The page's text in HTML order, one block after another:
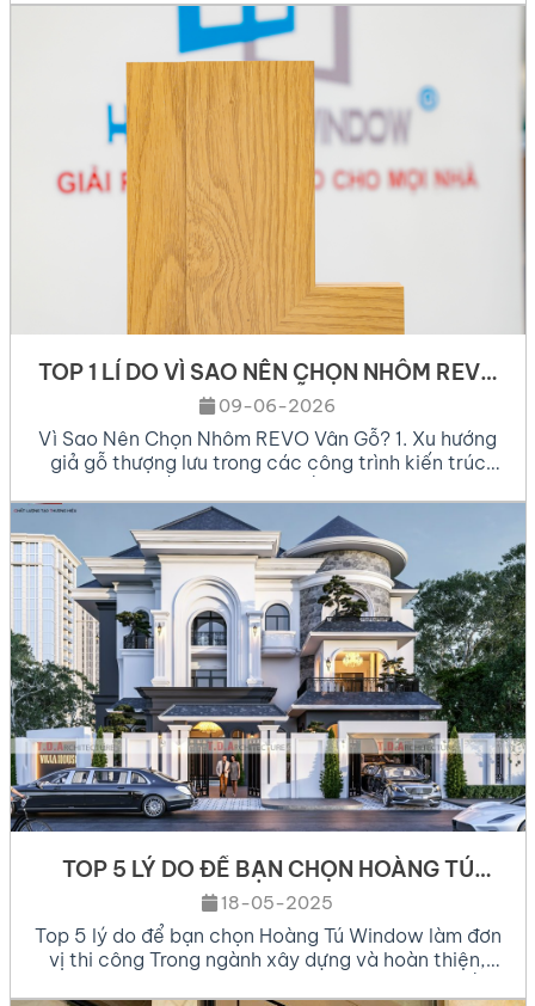
VIETBUILD 2026 vừa qua đã đánh dấu một cột
mốc bùng nổ vượt bậc của ngành xây dựng và kiến
trúc nội ngoại thất tại Việt Nam trong năm 2026.
Tại […]
TOP 1 LÍ DO VÌ SAO NÊN CHỌN NHÔM REVO
VÂN GỖ
09-06-2026
Vì Sao Nên Chọn Nhôm REVO Vân Gỗ? 1. Xu hướng
giả gỗ thượng lưu trong các công trình kiến trúc
của gỗ tự nhiên và đặc tính bền bỉ, hiện đại của
nhôm kính đang là xu hướng thống trị trong ngành
kiến […]
TOP 5 LÝ DO ĐỂ BẠN CHỌN HOÀNG TÚ
WINDOW LÀM ĐƠN VỊ THI CÔNG
18-05-2025
Top 5 lý do để bạn chọn Hoàng Tú Window làm đơn
vị thi công Trong ngành xây dựng và hoàn thiện,